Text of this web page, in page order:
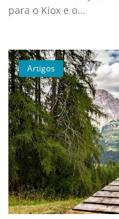
para o Kiox e o...
Artigos